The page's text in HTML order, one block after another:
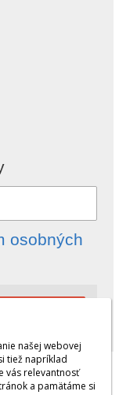
osobných
našej webovej
tiež napríklad
vás relevantnosť
a pamätáme si